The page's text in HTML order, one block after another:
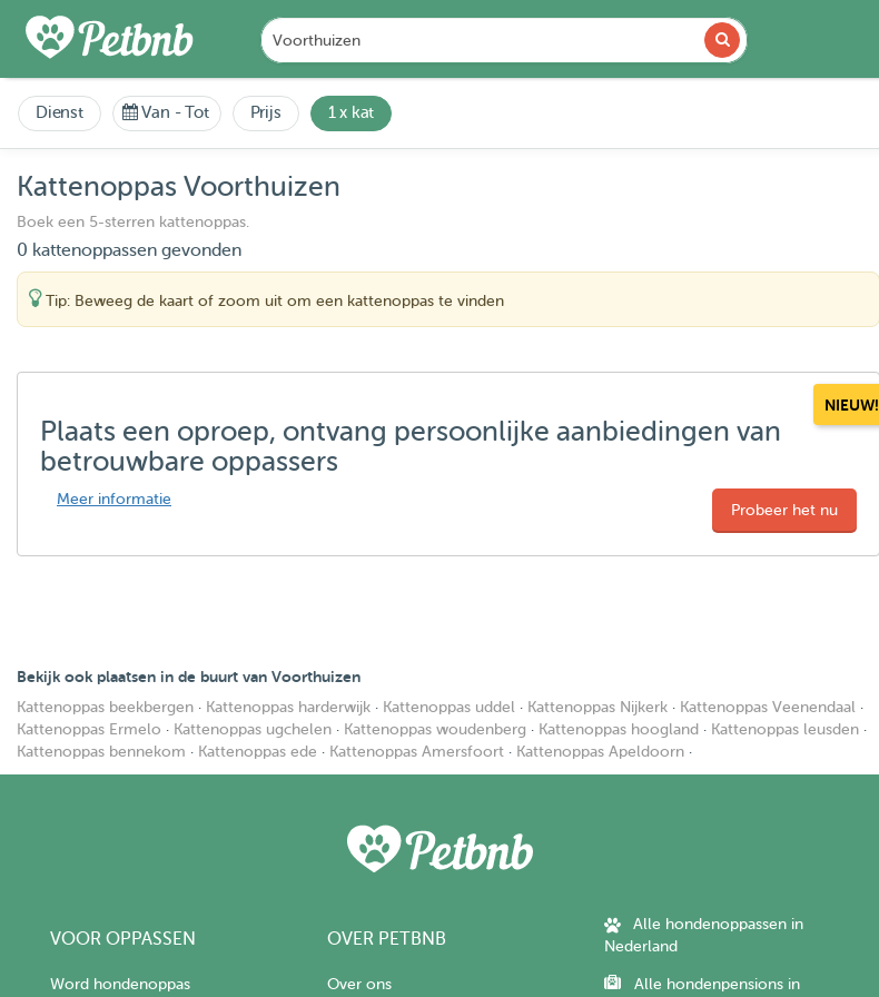
Dienst Van -Tot Prijs 1 x kat
Kattenoppas Voorthuizen
Boek een 5-sterren kattenoppas.
0 kattenoppassen gevonden
Tip: Beweeg de kaart of zoom uit om een kattenoppas te vinden
NIEUW!
Plaats een oproep, ontvang persoonlijke aanbiedingen van
betrouwbare oppassers
Meer informatie
Probeer het nu
Bekijk ook plaatsen in de buurt van Voorthuizen
Kattenoppas beekbergen · Kattenoppas harderwijk · Kattenoppas uddel · Kattenoppas Nijkerk · Kattenoppas Veenendaal ·
Kattenoppas Ermelo · Kattenoppas ugchelen · Kattenoppas woudenberg · Kattenoppas hoogland · Kattenoppas leusden ·
Kattenoppas bennekom · Kattenoppas ede · Kattenoppas Amersfoort · Kattenoppas Apeldoorn ·
VOOR OPPASSEN
Word hondenoppas
OVER PETBNB
Over ons
Alle hondenoppassen in
Nederland
Alle hondenpensions in